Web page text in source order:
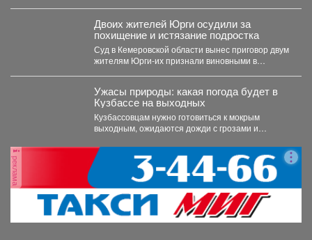
Двоих жителей Юрги осудили за
похищение и истязание подростка
Суд в Кемеровской области вынес приговор двум
жителям Юрги-их признали виновными в
Ужасы природы: какая погода будет в
Кузбассе на выходных
Кузбассовцам нужно готовиться к мокрым
выходным, ожидаются дожди с грозами и
реклама